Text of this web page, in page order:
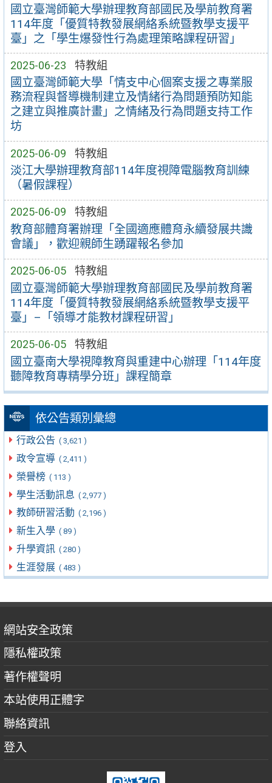
國立臺灣師範大學辦理教育部國民及學前教育署
114年度「優質特教發展網絡系統暨教學支援平
臺」之「學生爆發性行為處理策略課程研習」
2025-06-23 特教組
國立臺灣師範大學「情支中心個案支援之專業服
務流程與督導機制建立及情緒行為問題預防知能
之建立與推廣計畫」之情緒及行為問題支持工作
坊
2025-06-09 特教組
淡江大學辦理教育部114年度視障電腦教育訓練
（暑假課程）
2025-06-09 特教組
教育部體育署辦理「全國適應體育永續發展共識
會議」，歡迎親師生踴躍報名參加
2025-06-05 特教組
國立臺灣師範大學辦理教育部國民及學前教育署
114年度「優質特教發展網絡系統暨教學支援平
臺」–「領導才能教材課程研習」
2025-06-05 特教組
國立臺南大學視障教育與重建中心辦理「114年度
聽障教育專精學分班」課程簡章
依公告類別彙總
行政公告 ( 3,621 )
政令宣導 ( 2,411 )
榮譽榜 ( 113 )
學生活動訊息 ( 2,977 )
教師研習活動 ( 2,196 )
新生入學 ( 89 )
升學資訊 ( 280 )
生涯發展 ( 483 )
網站安全政策
隱私權政策
著作權聲明
本站使用正體字
聯絡資訊
登入